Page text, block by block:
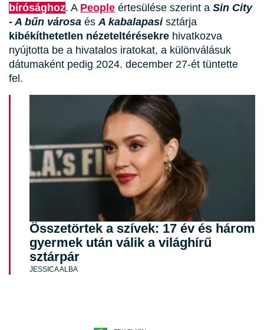
bírósághoz. A People értesülése szerint a Sin City
- A bűn városa és A kabalapasi sztárja
kibékíthetetlen nézeteltérésekre hivatkozva
nyújtotta be a hivatalos iratokat, a különválásuk
dátumaként pedig 2024. december 27-ét tüntette
fel.
Összetörtek a szívek: 17 év és három
gyermek után válik a világhírű
sztárpár
JESSICA ALBA